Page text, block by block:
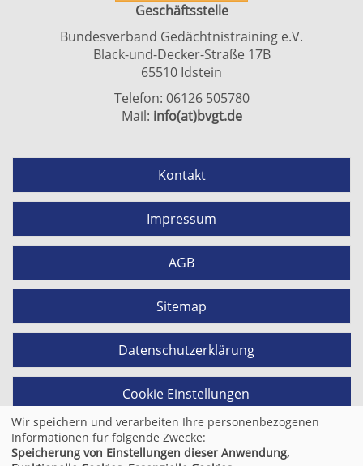
Geschäftsstelle
Bundesverband Gedächtnistraining e.V.
Black-und-Decker-Straße 17B
65510 Idstein
Telefon: 06126 505780
Mail: info(at)bvgt.de
Kontakt
Impressum
AGB
Sitemap
Datenschutzerklärung
Cookie Einstellungen
© 2026 Kufer Software GmbH
Wir speichern und verarbeiten Ihre personenbezogenen
Informationen für folgende Zwecke:
Speicherung von Einstellungen dieser Anwendung,